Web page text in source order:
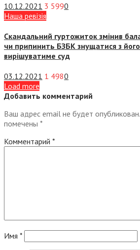
10.12.2021 3 5990
Наша ревізія
Скандальний гуртожиток змінив
чи припинить БЗБК знущатися з
вирішуватиме суд
03.12.2021 1 4980
Load more
Добавить комментарий
Ваш адрес email не будет опубликован.
помечены *
Комментарий *
Имя *